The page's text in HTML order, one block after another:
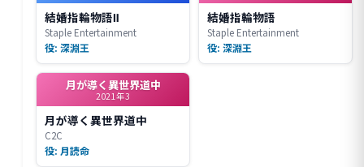
結婚指輪物語Ⅱ
Staple Entertainment
役: 深淵王
結婚指輪物語
Staple Entertainment
役: 深淵王
月が導く異世界道中
2021年3
月が導く異世界道中
C2C
役: 月読命